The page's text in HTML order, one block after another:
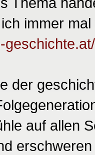
immer
der
auf allen